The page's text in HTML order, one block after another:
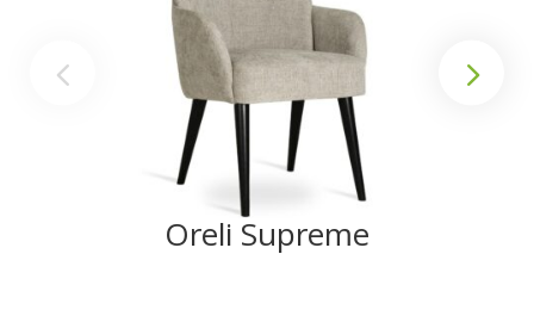
Oreli Supreme